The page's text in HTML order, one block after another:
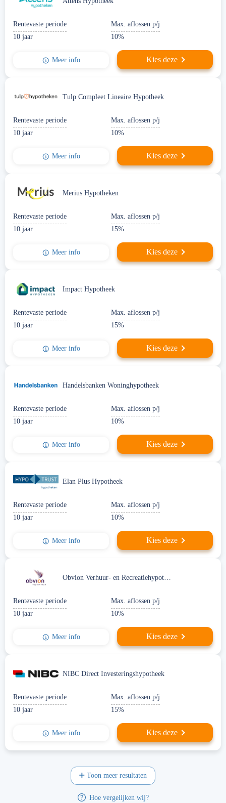
Rentevaste periode
10 jaar
Max. aflossen p/j
10%
Meer info Kies deze
Tulp Compleet Lineaire Hypotheek
Rentevaste periode
10 jaar
Max. aflossen p/j
10%
Meer info Kies deze
Merius Hypotheken
Rentevaste periode
10 jaar
Max. aflossen p/j
15%
Meer info Kies deze
Impact Hypotheek
Rentevaste periode
10 jaar
Max. aflossen p/j
15%
Meer info Kies deze
Handelsbanken Woninghypotheek
Rentevaste periode
10 jaar
Max. aflossen p/j
10%
Meer info Kies deze
Elan Plus Hypotheek
Rentevaste periode
10 jaar
Max. aflossen p/j
10%
Meer info Kies deze
Obvion Verhuur- en Recreatiehypotheek
Rentevaste periode
10 jaar
Max. aflossen p/j
10%
Meer info Kies deze
NIBC Direct Investeringshypotheek
Rentevaste periode
10 jaar
Max. aflossen p/j
15%
Meer info Kies deze
Toon meer resultaten
Hoe vergelijken wij?